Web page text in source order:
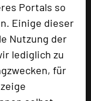
Portals so
Einige dieser
Nutzung der
lediglich zu
für